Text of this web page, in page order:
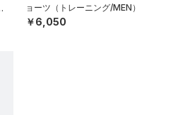
ョーツ（トレーニング/MEN）
￥6,050